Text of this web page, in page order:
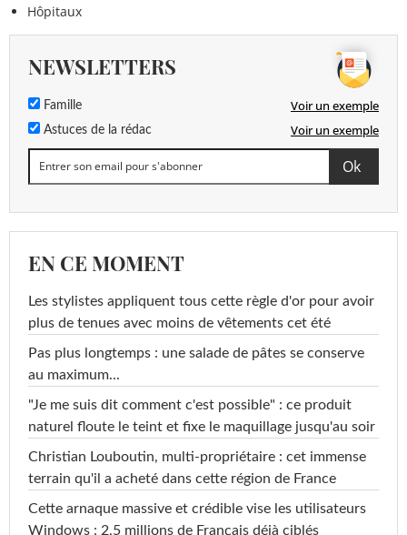
Hôpitaux
NEWSLETTERS
Famille Voir un exemple
Astuces de la rédac Voir un exemple
EN CE MOMENT
Les stylistes appliquent tous cette règle d'or pour avoir
plus de tenues avec moins de vêtements cet été
Pas plus longtemps : une salade de pâtes se conserve
au maximum...
"Je me suis dit comment c'est possible" : ce produit
naturel floute le teint et fixe le maquillage jusqu'au soir
Christian Louboutin, multi-propriétaire : cet immense
terrain qu'il a acheté dans cette région de France
Cette arnaque massive et crédible vise les utilisateurs
Windows : 2,5 millions de Français déjà ciblés